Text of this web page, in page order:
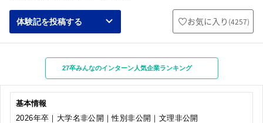
体験記を投稿する お気に入り (4257)
27卒みんなのインターン人気企業ランキング
基本情報
2026年卒｜大学名非公開｜性別非公開｜文理非公開